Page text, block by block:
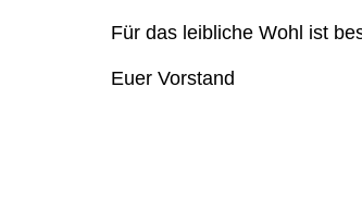
Für das leibliche Wohl ist
Euer Vorstand